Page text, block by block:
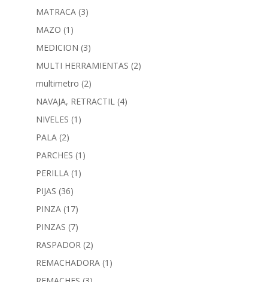
MATRACA (3)
MAZO (1)
MEDICION (3)
MULTI HERRAMIENTAS (2)
multimetro (2)
NAVAJA, RETRACTIL (4)
NIVELES (1)
PALA (2)
PARCHES (1)
PERILLA (1)
PIJAS (36)
PINZA (17)
PINZAS (7)
RASPADOR (2)
REMACHADORA (1)